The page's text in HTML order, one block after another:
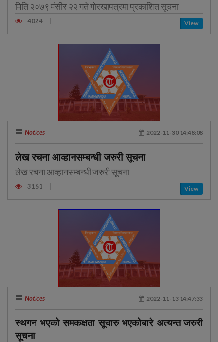
मिति २०७९ मंसीर २२ गते गोरखापत्रमा प्रकाशित सूचना
4024 View
Notices 2022-11-30 14:48:08
लेख रचना आव्हानसम्बन्धी जरुरी सूचना
लेख रचना आव्हानसम्बन्धी जरुरी सूचना
3161 View
Notices 2022-11-13 14:47:33
स्थगन भएको समकक्षता सूचारु भएकोबारे अत्यन्त जरुरी
सूचना